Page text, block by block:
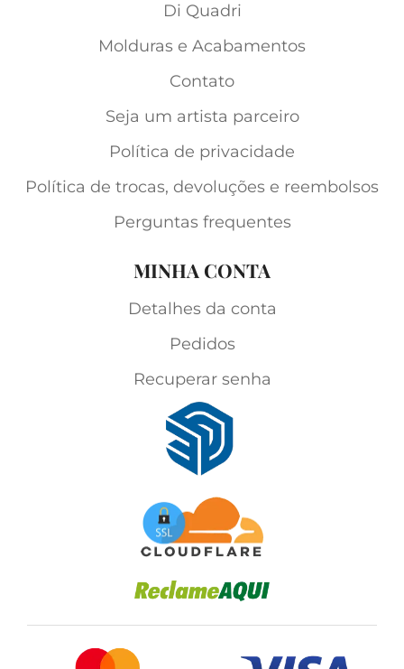
Di Quadri
Molduras e Acabamentos
Contato
Seja um artista parceiro
Política de privacidade
Política de trocas, devoluções e reembolsos
Perguntas frequentes
MINHA CONTA
Detalhes da conta
Pedidos
Recuperar senha